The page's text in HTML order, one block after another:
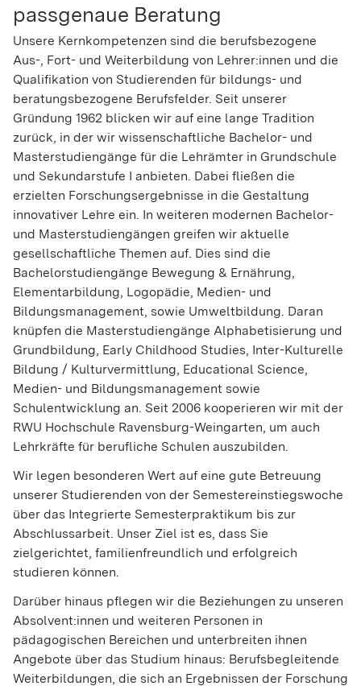
passgenaue Beratung
Unsere Kernkompetenzen sind die berufsbezogene
Aus-, Fort- und Weiterbildung von Lehrer:innen und die
Qualifikation von Studierenden für bildungs- und
beratungsbezogene Berufsfelder. Seit unserer
Gründung 1962 blicken wir auf eine lange Tradition
zurück, in der wir wissenschaftliche Bachelor- und
Masterstudiengänge für die Lehrämter in Grundschule
und Sekundarstufe I anbieten. Dabei fließen die
erzielten Forschungsergebnisse in die Gestaltung
innovativer Lehre ein. In weiteren modernen Bachelor-
und Masterstudiengängen greifen wir aktuelle
gesellschaftliche Themen auf. Dies sind die
Bachelorstudiengänge Bewegung & Ernährung,
Elementarbildung, Logopädie, Medien- und
Bildungsmanagement, sowie Umweltbildung. Daran
knüpfen die Masterstudiengänge Alphabetisierung und
Grundbildung, Early Childhood Studies, Inter-Kulturelle
Bildung / Kulturvermittlung, Educational Science,
Medien- und Bildungsmanagement sowie
Schulentwicklung an. Seit 2006 kooperieren wir mit der
RWU Hochschule Ravensburg-Weingarten, um auch
Lehrkräfte für berufliche Schulen auszubilden.
Wir legen besonderen Wert auf eine gute Betreuung
unserer Studierenden von der Semestereinstiegswoche
über das Integrierte Semesterpraktikum bis zur
Abschlussarbeit. Unser Ziel ist es, dass Sie
zielgerichtet, familienfreundlich und erfolgreich
studieren können.
Darüber hinaus pflegen wir die Beziehungen zu unseren
Absolvent:innen und weiteren Personen in
pädagogischen Bereichen und unterbreiten ihnen
Angebote über das Studium hinaus: Berufsbegleitende
Weiterbildungen, die sich an Ergebnissen der Forschung